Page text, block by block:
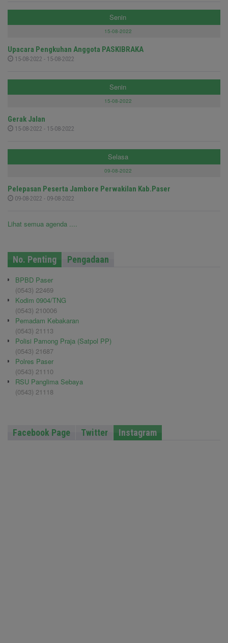
Senin
15-08-2022
Upacara Pengkuhan Anggota PASKIBRAKA
15-08-2022 - 15-08-2022
Senin
15-08-2022
Gerak Jalan
15-08-2022 - 15-08-2022
Selasa
09-08-2022
Pelepasan Peserta Jambore Perwakilan Kab.Paser
09-08-2022 - 09-08-2022
Lihat semua agenda ....
No. Penting Pengadaan
BPBD Paser
(0543) 22469
Kodim 0904/TNG
(0543) 210006
Pemadam Kebakaran
(0543) 21113
Polisi Pamong Praja (Satpol PP)
(0543) 21687
Polres Paser
(0543) 21110
RSU Panglima Sebaya
(0543) 21118
Facebook Page Twitter Instagram